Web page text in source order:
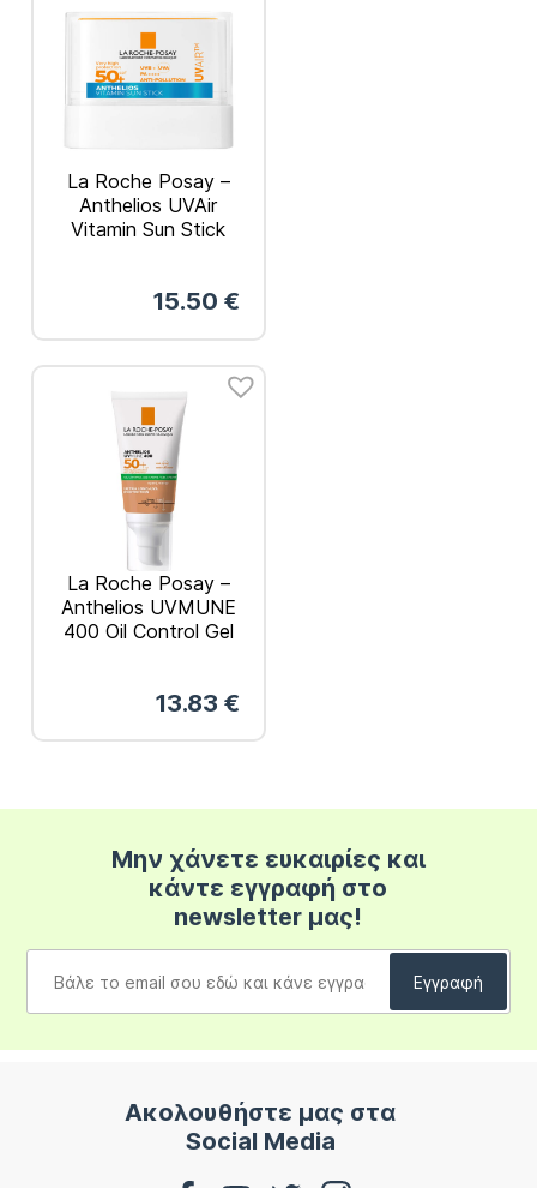
La Roche Posay –
Anthelios UVAir
Vitamin Sun Stick
9gr15.50 €
La Roche Posay –
Anthelios UVMUNE
400 Oil Control Gel
Προσώπου για Ματ
13.83 €
Μην χάνετε ευκαιρίες και
κάντε εγγραφή στο
newsletter μας!
Ακολουθήστε μας στα
Social Media